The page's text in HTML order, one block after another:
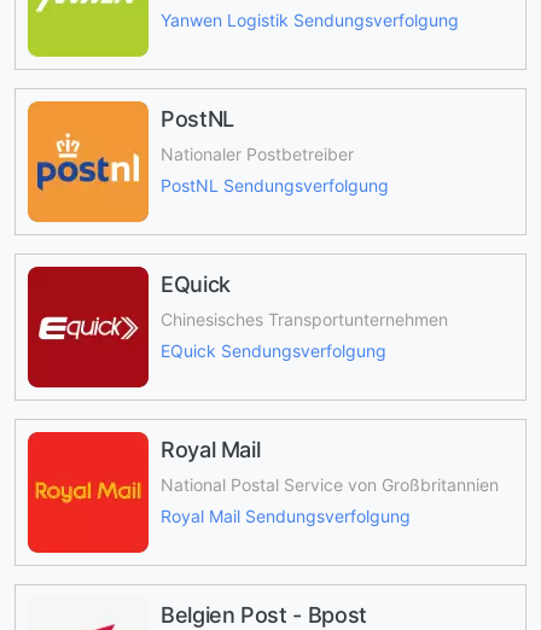
Yanwen Logistik Sendungsverfolgung
PostNL
Nationaler Postbetreiber
PostNL Sendungsverfolgung
EQuick
Chinesisches Transportunternehmen
EQuick Sendungsverfolgung
Royal Mail
National Postal Service von Großbritannien
Royal Mail Sendungsverfolgung
Belgien Post - Bpost